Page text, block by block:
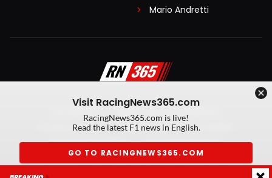
Mario Andretti
Algemene voorwaarden
Privacy Policy
Created by On Your Marks
Privacy manager
Kansspeluitingen
Visit RacingNews365.com
RacingNews365.com is live!
Read the latest F1 news in English.
GO TO RACINGNEWS365.COM